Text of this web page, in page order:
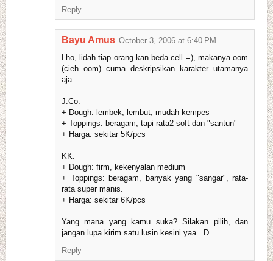
Reply
Bayu Amus October 3, 2006 at 6:40 PM
Lho, lidah tiap orang kan beda cell =), makanya oom
(cieh oom) cuma deskripsikan karakter utamanya
aja:
J.Co:
+ Dough: lembek, lembut, mudah kempes
+ Toppings: beragam, tapi rata2 soft dan "santun"
+ Harga: sekitar 5K/pcs
KK:
+ Dough: firm, kekenyalan medium
+ Toppings: beragam, banyak yang "sangar", rata-
rata super manis.
+ Harga: sekitar 6K/pcs
Yang mana yang kamu suka? Silakan pilih, dan
jangan lupa kirim satu lusin kesini yaa =D
Reply